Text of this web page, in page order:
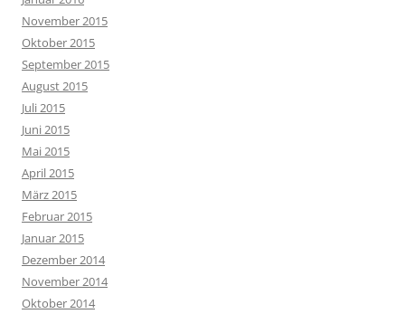
November 2015
Oktober 2015
September 2015
August 2015
Juli 2015
Juni 2015
Mai 2015
April 2015
März 2015
Februar 2015
Januar 2015
Dezember 2014
November 2014
Oktober 2014